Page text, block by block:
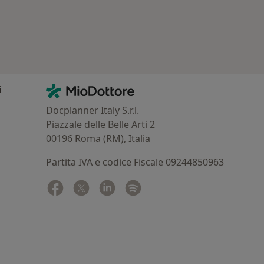
Contatti
MioDottore - Homepage
Docplanner Italy S.r.l.
Piazzale delle Belle Arti 2
00196 Roma (RM), Italia
Partita IVA e codice Fiscale 09244850963
Facebook
si apre in una nuova scheda
Twitter
si apre in una nuova scheda
Linkedin
si apre in una nuova scheda